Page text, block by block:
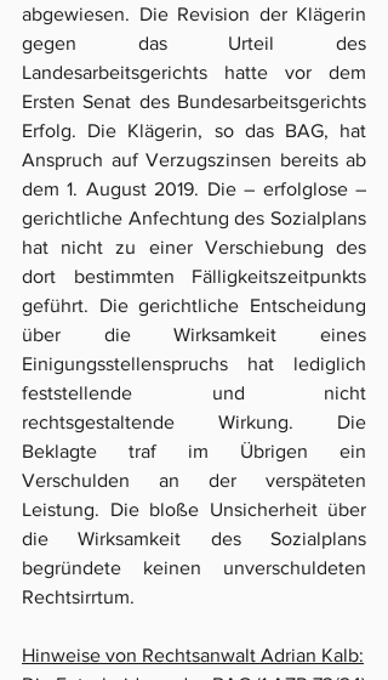
abgewiesen. Die Revision der Klägerin
gegen das Urteil des
Landesarbeitsgerichts hatte vor dem
Ersten Senat des Bundesarbeitsgerichts
Erfolg. Die Klägerin, so das BAG, hat
Anspruch auf Verzugszinsen bereits ab
dem 1. August 2019. Die – erfolglose –
gerichtliche Anfechtung des Sozialplans
hat nicht zu einer Verschiebung des
dort bestimmten Fälligkeitszeitpunkts
geführt. Die gerichtliche Entscheidung
über die Wirksamkeit eines
Einigungsstellenspruchs hat lediglich
feststellende und nicht
rechtsgestaltende Wirkung. Die
Beklagte traf im Übrigen ein
Verschulden an der verspäteten
Leistung. Die bloße Unsicherheit über
die Wirksamkeit des Sozialplans
begründete keinen unverschuldeten
Rechtsirrtum.
Hinweise von Rechtsanwalt Adrian Kalb: